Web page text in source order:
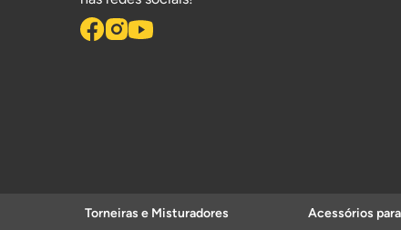
Torneiras e Misturadores
Acessórios